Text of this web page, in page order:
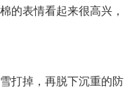
的表情看起来很高兴，
掉，再脱下沉重的防